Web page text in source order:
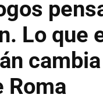
Lo que
Roma